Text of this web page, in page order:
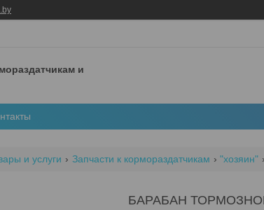
и
и услуги Запчасти к кормораздатчикам "хозяин"
БАРАБАН